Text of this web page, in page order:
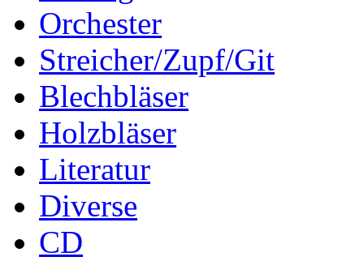
Orchester
Streicher/Zupf/Git
Blechbläser
Holzbläser
Literatur
Diverse
CD